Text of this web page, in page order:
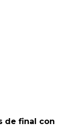
de final con